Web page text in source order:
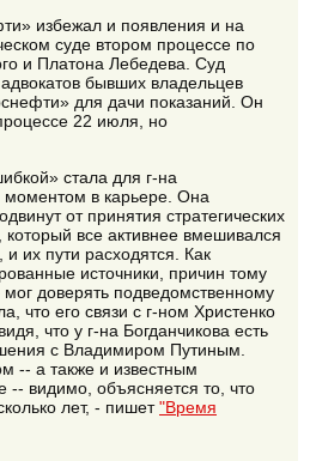
избежал и появления и на
суде втором процессе по
и Платона Лебедева. Суд
бывших владельцев
для дачи показаний. Он
22 июля, но
стала для г-на
в карьере. Она
от принятия стратегических
все активнее вмешивался
их пути расходятся. Как
источники, причин тому
доверять подведомственному
что его связи с г-ном Христенко
что у г-на Богданчикова есть
с Владимиром Путиным.
-- а также и известным
-- видимо, объясняется то, что
лет, - пишет"Время